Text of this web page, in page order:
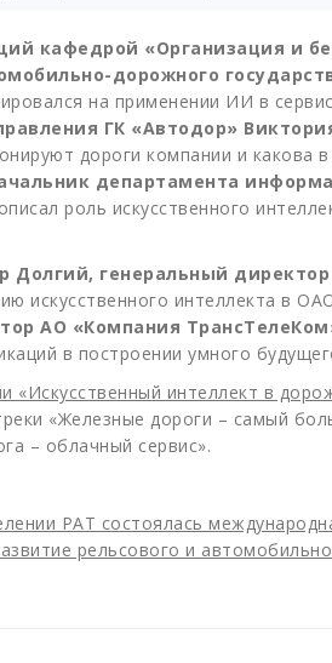
кафедрой «Организация и
дорожного
на применении ИИ в
ГК «Автодор»
дороги компании и какова
департамента
роль искусственного
Долгий, генеральный
искусственного интеллекта в
АО «Компания
в построении умного
«Искусственный интеллект в
«Железные дороги – самый
– облачный сервис».
РАТ состоялась
рельсового и